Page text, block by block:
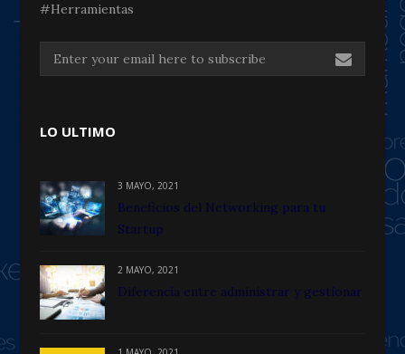
#Herramientas
LO ULTIMO
3 MAYO, 2021
Beneficios del Networking para tu
Startup
2 MAYO, 2021
Diferencia entre administrar y gestionar